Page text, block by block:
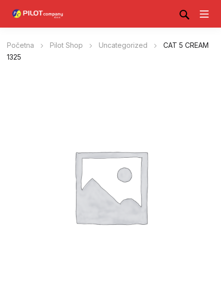
Početna Pilot Shop Uncategorized
CAT 5 CREAM
1325